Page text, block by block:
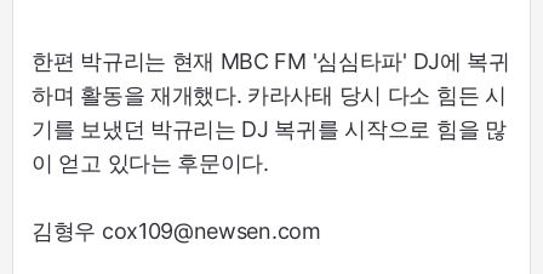
한편 박규리는 현재 MBC FM '심심타파' DJ에 복귀
하며 활동을 재개했다. 카라사태 당시 다소 힘든 시
기를 보냈던 박규리는 DJ 복귀를 시작으로 힘을 많
이 얻고 있다는 후문이다.
김형우 cox109@newsen.com